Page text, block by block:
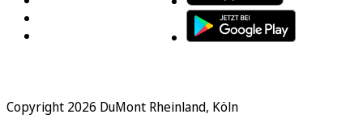
Copyright 2026 DuMont Rheinland, Köln